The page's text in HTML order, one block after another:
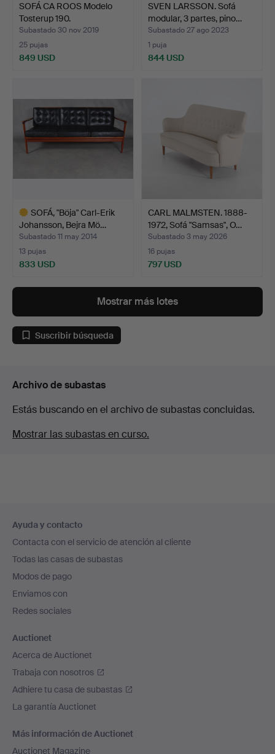
SOFÁ CA ROOS Modelo
Tosterup 190.
Subastado 30 nov 2019
25 pujas
849 USD
SVEN LARSSON. Sofá
modular, 3 partes, pino…
Subastado 27 ago 2023
1 puja
844 USD
SOFÁ, "Böja" Carl-Erik
Johansson, Bejra Mö…
Subastado 11 may 2014
13 pujas
833 USD
seleccionado
CARL MALMSTEN. 1888-
1972, Sofá "Samsas", O…
Subastado 3 may 2026
16 pujas
797 USD
Mostrar más lotes
Suscribir búsqueda
Archivo de subastas
Estás buscando en el archivo de subastas concluidas.
Mostrar las subastas en curso.
en
el
pie
de
página
Ayuda y contacto
Contacta con el servicio de atención al cliente
Todas las casas de subastas
Modos de pago
Enviamos con
Redes sociales
Auctionet
Acerca de Auctionet
Trabaja con nosotros
Adhiere tu casa de subastas
La garantía Auctionet
Más información de Auctionet
Auctionet Magazine